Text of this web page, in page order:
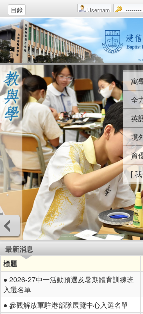
目錄
寓
全
英
境
資
[
學
福
營
聖
[
制
陸
水
音
藝
藝
[
早
週
校
輔
義
生
[
最新消息
標題
● 2026-27中一活動預選及暑期體育訓練班
入選名單
● 參觀解放軍駐港部隊展覽中心入選名單